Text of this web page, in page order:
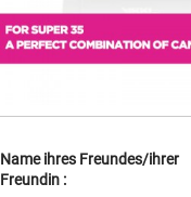
Name ihres Freundes/ihrer
Freundin :